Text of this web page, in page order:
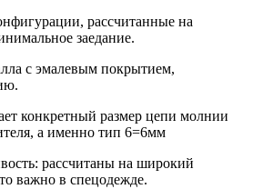
рассчитанные на
заедание.
с эмалевым покрытием,
конкретный размер цепи молнии
а именно тип 6=6мм
рассчитаны на широкий
важно в спецодежде.